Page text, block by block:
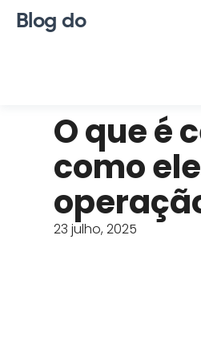
Blog do
O que é
como
23 julho, 2025